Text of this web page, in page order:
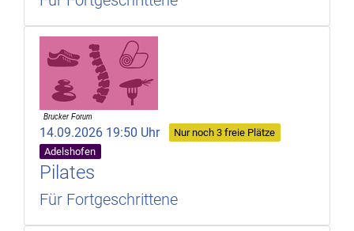
14.09.2026 19:50 Uhr
Nur noch 3 freie Plätze
Adelshofen
Pilates
Für Fortgeschrittene